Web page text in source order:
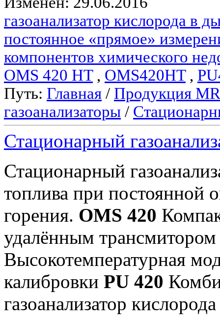
газоанализатор кислорода в
постоянное «прямое»
компонентов химического
OMS 420 HT, OMS420HT,
Путь: Главная / Продукция
газоанализаторы /
Стационарный
Стационарный
топлива при постоянной
горения. OMS 420
удалённым
Высокотемпературная
калибровки PU 420
газоанализатор